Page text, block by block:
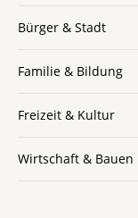
Bürger & Stadt
Familie & Bildung
Freizeit & Kultur
Wirtschaft & Bauen